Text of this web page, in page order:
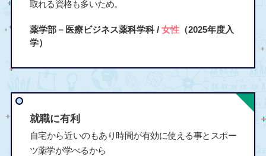
取れる資格も多いため。
薬学部－医療ビジネス薬科学科 / 女性（2025年度入
学）
就職に有利
自宅から近いのもあり時間が有効に使える事とスポー
ツ薬学が学べるから